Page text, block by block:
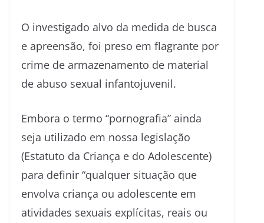
O investigado alvo da medida de busca
e apreensão, foi preso em flagrante por
crime de armazenamento de material
de abuso sexual infantojuvenil.
Embora o termo “pornografia” ainda
seja utilizado em nossa legislação
(Estatuto da Criança e do Adolescente)
para definir “qualquer situação que
envolva criança ou adolescente em
atividades sexuais explícitas, reais ou